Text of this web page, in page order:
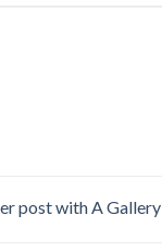
post with A Gallery